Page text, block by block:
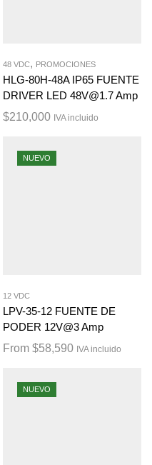
48 VDC, PROMOCIONES
HLG-80H-48A IP65 FUENTE
DRIVER LED 48V@1.7 Amp
$210,000 IVA incluido
NUEVO
12 VDC
LPV-35-12 FUENTE DE
PODER 12V@3 Amp
From $58,590 IVA incluido
NUEVO